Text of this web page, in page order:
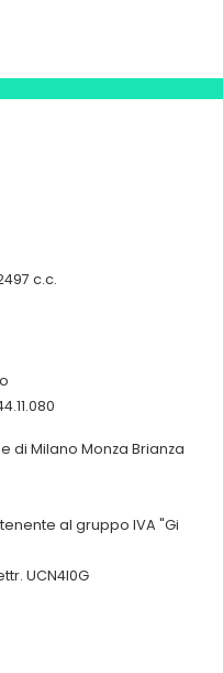
c.c.
di Milano Monza Brianza
al gruppo IVA "Gi
UCN4I0G